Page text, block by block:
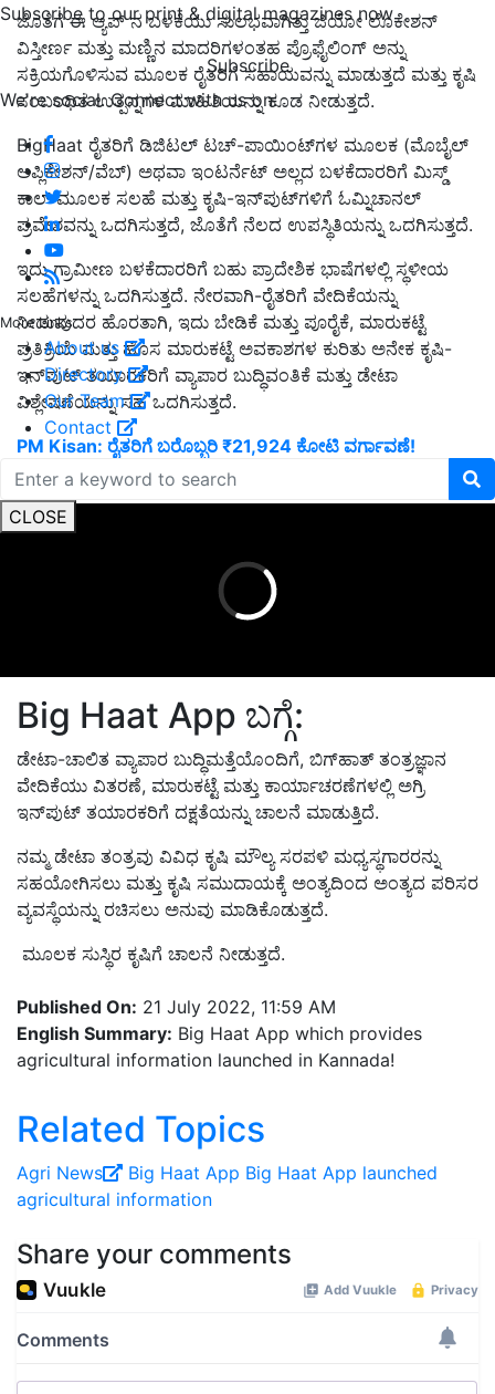
Subscribe to our print & digital magazines now
Subscribe
We're social. Connect with us on:
More Links
About us
Directory
Our Team
Contact
CLOSE
ಜೊತೆಗೆ ಈ ಆ್ಯಪ್ ನ ಬಳಕೆಯು ಸುಲಭವಾಗಿತ್ತು ಜಿಯೋ ಲೊಕೇಶನ್
ವಿಸ್ತೀರ್ಣ ಮತ್ತು ಮಣ್ಣಿನ ಮಾದರಿಗಳಂತಹ ಪ್ರೊಫೈಲಿಂಗ್ ಅನ್ನು
ಸಕ್ರಿಯಗೊಳಿಸುವ ಮೂಲಕ ರೈತರಿಗೆ ಸಹಾಯವನ್ನು ಮಾಡುತ್ತದೆ ಮತ್ತು ಕೃಷಿ
ಸಂಬಂಧಿತ ಉತ್ಪನ್ನಗಳ ಮಾಹಿತಿಯನ್ನು ಕೂಡ ನೀಡುತ್ತದೆ.
BigHaat ರೈತರಿಗೆ ಡಿಜಿಟಲ್ ಟಚ್-ಪಾಯಿಂಟ್‌ಗಳ ಮೂಲಕ (ಮೊಬೈಲ್
ಅಪ್ಲಿಕೇಶನ್/ವೆಬ್) ಅಥವಾ ಇಂಟರ್ನೆಟ್ ಅಲ್ಲದ ಬಳಕೆದಾರರಿಗೆ ಮಿಸ್ಡ್
ಕಾಲ್ ಮೂಲಕ ಸಲಹೆ ಮತ್ತು ಕೃಷಿ-ಇನ್‌ಪುಟ್‌ಗಳಿಗೆ ಓಮ್ನಿಚಾನಲ್
ಪ್ರವೇಶವನ್ನು ಒದಗಿಸುತ್ತದೆ, ಜೊತೆಗೆ ನೆಲದ ಉಪಸ್ಥಿತಿಯನ್ನು ಒದಗಿಸುತ್ತದೆ.
ಇದು ಗ್ರಾಮೀಣ ಬಳಕೆದಾರರಿಗೆ ಬಹು ಪ್ರಾದೇಶಿಕ ಭಾಷೆಗಳಲ್ಲಿ ಸ್ಥಳೀಯ
ಸಲಹೆಗಳನ್ನು ಒದಗಿಸುತ್ತದೆ. ನೇರವಾಗಿ-ರೈತರಿಗೆ ವೇದಿಕೆಯನ್ನು
ನೀಡುವುದರ ಹೊರತಾಗಿ, ಇದು ಬೇಡಿಕೆ ಮತ್ತು ಪೂರೈಕೆ, ಮಾರುಕಟ್ಟೆ
ಪ್ರತಿಕ್ರಿಯೆ ಮತ್ತು ಹೊಸ ಮಾರುಕಟ್ಟೆ ಅವಕಾಶಗಳ ಕುರಿತು ಅನೇಕ ಕೃಷಿ-
ಇನ್‌ಪುಟ್ ತಯಾರಕರಿಗೆ ವ್ಯಾಪಾರ ಬುದ್ಧಿವಂತಿಕೆ ಮತ್ತು ಡೇಟಾ
ವಿಶ್ಲೇಷಣೆಯನ್ನು ಸಹ ಒದಗಿಸುತ್ತದೆ.
PM Kisan: ರೈತರಿಗೆ ಬರೊಬ್ಬರಿ ₹21,924 ಕೋಟಿ ವರ್ಗಾವಣೆ!
ADVERTISEMENT
Big Haat App ಬಗ್ಗೆ:
ಡೇಟಾ-ಚಾಲಿತ ವ್ಯಾಪಾರ ಬುದ್ಧಿಮತ್ತೆಯೊಂದಿಗೆ, ಬಿಗ್‌ಹಾತ್‌ ತಂತ್ರಜ್ಞಾನ
ವೇದಿಕೆಯು ವಿತರಣೆ, ಮಾರುಕಟ್ಟೆ ಮತ್ತು ಕಾರ್ಯಾಚರಣೆಗಳಲ್ಲಿ ಅಗ್ರಿ
ಇನ್‌ಪುಟ್ ತಯಾರಕರಿಗೆ ದಕ್ಷತೆಯನ್ನು ಚಾಲನೆ ಮಾಡುತ್ತಿದೆ.
ನಮ್ಮ ಡೇಟಾ ತಂತ್ರವು ವಿವಿಧ ಕೃಷಿ ಮೌಲ್ಯ ಸರಪಳಿ ಮಧ್ಯಸ್ಥಗಾರರನ್ನು
ಸಹಯೋಗಿಸಲು ಮತ್ತು ಕೃಷಿ ಸಮುದಾಯಕ್ಕೆ ಅಂತ್ಯದಿಂದ ಅಂತ್ಯದ ಪರಿಸರ
ವ್ಯವಸ್ಥೆಯನ್ನು ರಚಿಸಲು ಅನುವು ಮಾಡಿಕೊಡುತ್ತದೆ.
ಮೂಲಕ ಸುಸ್ಥಿರ ಕೃಷಿಗೆ ಚಾಲನೆ ನೀಡುತ್ತದೆ.
Published On: 21 July 2022, 11:59 AM
English Summary: Big Haat App which provides
agricultural information launched in Kannada!
Related Topics
Agri News Big Haat App Big Haat App launched
agricultural information
Share your comments